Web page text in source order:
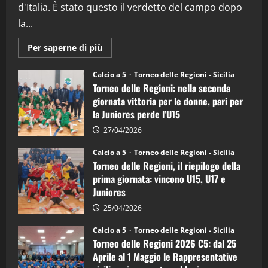
d'Italia. È stato questo il verdetto del campo dopo
la...
Per saperne di più
informazioni
Torneo
delle
Regioni
di
calcio
a
5:
la
Juniores
è
vicecampione
d’Italia
Calcio a 5 Torneo delle Regioni - Sicilia
Torneo delle Regioni: nella seconda
giornata vittoria per le donne, pari per
la Juniores perde l’U15
27/04/2026
Calcio a 5 Torneo delle Regioni - Sicilia
Torneo delle Regioni, il riepilogo della
prima giornata: vincono U15, U17 e
Juniores
25/04/2026
Calcio a 5 Torneo delle Regioni - Sicilia
Torneo delle Regioni 2026 C5: dal 25
Aprile al 1 Maggio le Rappresentative